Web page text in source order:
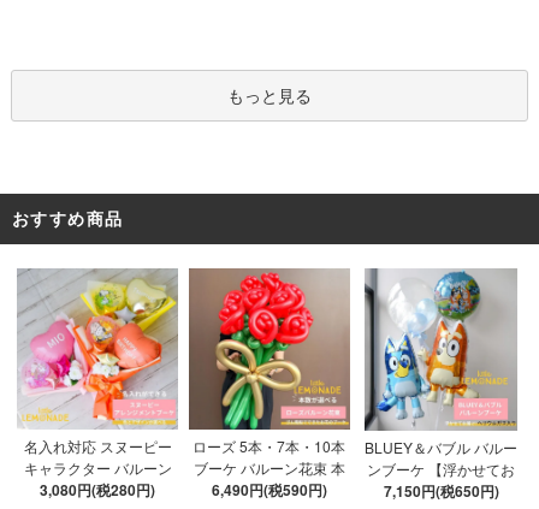
ツ52枚 推し活
もっと見る
おすすめ商品
名入れ対応 スヌーピー
キャラクター バルーン
ブーケ 選べる7種 【膨ら
3,080円(税280円)
ローズ 5本・7本・10本
ブーケ バルーン花束 本
数が選べる 【膨らませ
6,490円(税590円)
BLUEY＆バブル バルー
ンブーケ 【浮かせてお
届け】 ヘリウムガス入
7,150円(税650円)